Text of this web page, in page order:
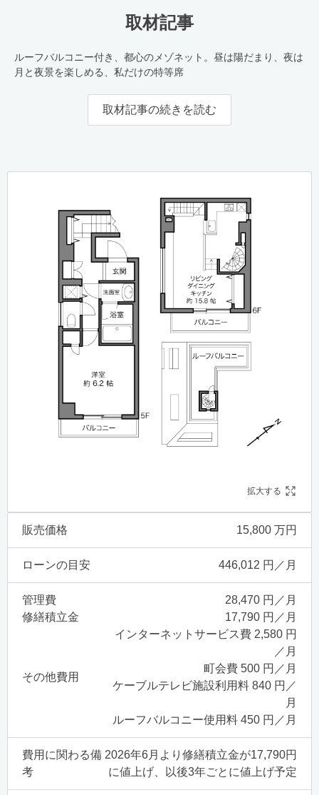
取材記事
ルーフバルコニー付き、都心のメゾネット。昼は陽だまり、夜は
月と夜景を楽しめる、私だけの特等席
取材記事の続きを読む
拡大する
販売価格 15,800 万円
ローンの目安 446,012 円／月
管理費
28,470 円／月
修繕積立金
17,790 円／月
その他費用
インターネットサービス費 2,580 円
／月
町会費 500 円／月
ケーブルテレビ施設利用料 840 円／
月
ルーフバルコニー使用料 450 円／月
費用に関わる備
考
2026年6月より修繕積立金が17,790円
に値上げ、以後3年ごとに値上げ予定